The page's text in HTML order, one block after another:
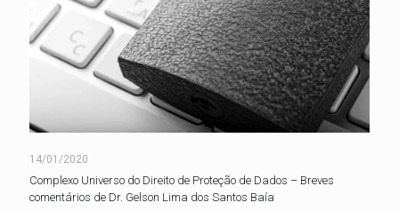
14/01/2020
Complexo Universo do Direito de Proteção de Dados – Breves
comentários de Dr. Gelson Lima dos Santos Baía